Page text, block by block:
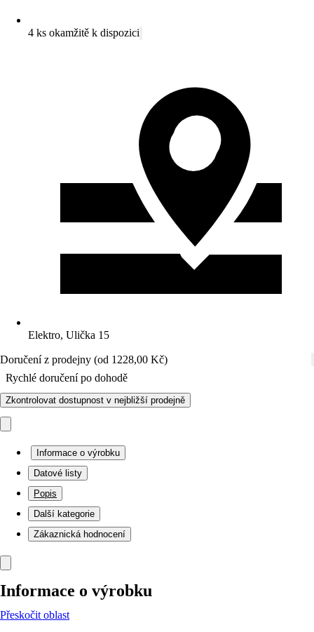
4 ks okamžitě k dispozici
Elektro, Ulička 15
Doručení z prodejny (od 1228,00 Kč)
Rychlé doručení po dohodě
Zkontrolovat dostupnost v nejbližší prodejně
Informace o výrobku
Datové listy
Popis
Další kategorie
Zákaznická hodnocení
Informace o výrobku
Přeskočit oblast